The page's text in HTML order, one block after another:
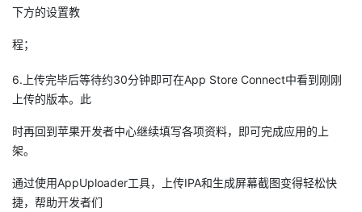
下方的设置教
程；
6.上传完毕后等待约30分钟即可在App Store Connect中看到刚刚
上传的版本。此
时再回到苹果开发者中心继续填写各项资料，即可完成应用的上
架。
通过使用AppUploader工具，上传IPA和生成屏幕截图变得轻松快
捷，帮助开发者们